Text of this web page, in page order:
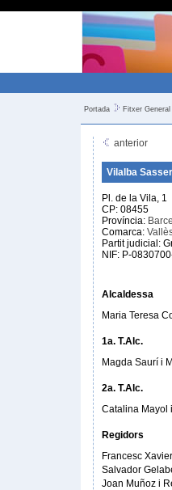
Portada Fitxer General
anterior
Vilalba
Pl. de la Vila, 1
CP: 08455
Província:
Comarca:
Partit judicial:
NIF: P-
Alcaldessa
Maria Teresa
1a. T.Alc.
Magda Saurí i
2a. T.Alc.
Catalina Mayol
Regidors
Francesc
Salvador
Joan Muñoz i